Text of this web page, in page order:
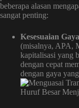
beberapa alasan
sangat penting:
Kesesuaian
(misalnya, APA,
kapitalisasi yang
dengan cepat
dengan gaya